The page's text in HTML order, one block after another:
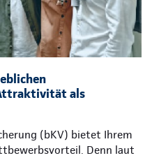
als
(bKV) bietet Ihrem
Denn laut